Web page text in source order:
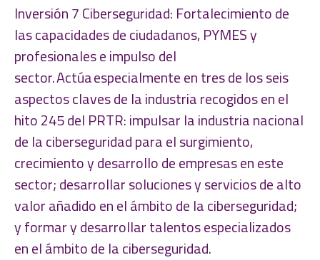
Inversión 7 Ciberseguridad: Fortalecimiento de
las capacidades de ciudadanos, PYMES y
profesionales e impulso del
sector. Actúa especialmente en tres de los seis
aspectos claves de la industria recogidos en el
hito 245 del PRTR: impulsar la industria nacional
de la ciberseguridad para el surgimiento,
crecimiento y desarrollo de empresas en este
sector; desarrollar soluciones y servicios de alto
valor añadido en el ámbito de la ciberseguridad;
y formar y desarrollar talentos especializados
en el ámbito de la ciberseguridad.